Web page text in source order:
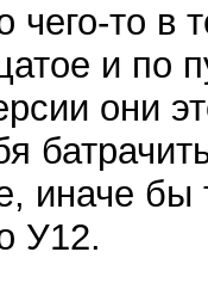
чего-то
и по
они
иначе бы
У12.